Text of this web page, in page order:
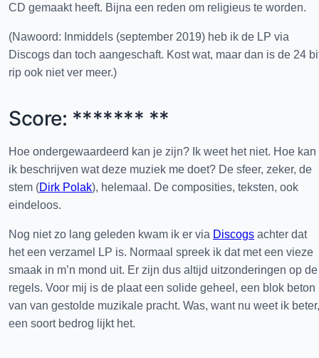
CD gemaakt heeft. Bijna een reden om religieus te worden.
(Nawoord: Inmiddels (september 2019) heb ik de LP via
Discogs dan toch aangeschaft. Kost wat, maar dan is de 24
rip ook niet ver meer.)
Score: ******* **
Hoe ondergewaardeerd kan je zijn? Ik weet het niet. Hoe kan
ik beschrijven wat deze muziek me doet? De sfeer, zeker, de
stem (Dirk Polak), helemaal. De composities, teksten, ook
eindeloos.
Nog niet zo lang geleden kwam ik er via Discogs achter dat
het een verzamel LP is. Normaal spreek ik dat met een vieze
smaak in m’n mond uit. Er zijn dus altijd uitzonderingen op de
regels. Voor mij is de plaat een solide geheel, een blok beton
van van gestolde muzikale pracht. Was, want nu weet ik beter,
een soort bedrog lijkt het.